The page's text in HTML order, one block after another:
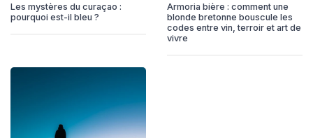
Les mystères du curaçao :
pourquoi est-il bleu ?
Armoria bière : comment une
blonde bretonne bouscule les
codes entre vin, terroir et art de
vivre